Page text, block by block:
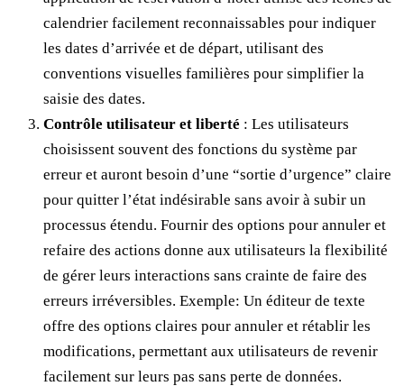
calendrier facilement reconnaissables pour indiquer
les dates d’arrivée et de départ, utilisant des
conventions visuelles familières pour simplifier la
saisie des dates.
Contrôle utilisateur et liberté : Les utilisateurs
choisissent souvent des fonctions du système par
erreur et auront besoin d’une “sortie d’urgence” claire
pour quitter l’état indésirable sans avoir à subir un
processus étendu. Fournir des options pour annuler et
refaire des actions donne aux utilisateurs la flexibilité
de gérer leurs interactions sans crainte de faire des
erreurs irréversibles. Exemple: Un éditeur de texte
offre des options claires pour annuler et rétablir les
modifications, permettant aux utilisateurs de revenir
facilement sur leurs pas sans perte de données.